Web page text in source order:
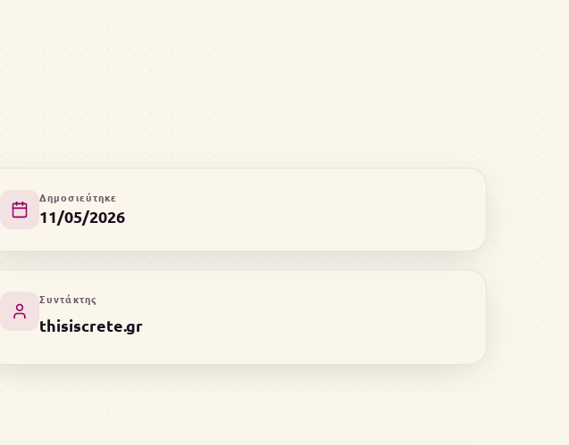
Δημοσιεύτηκε
11/05/2026
Συντάκτης
thisiscrete.gr